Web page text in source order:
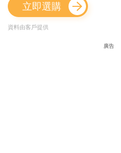
立即選購
資料由客戶提供
廣告